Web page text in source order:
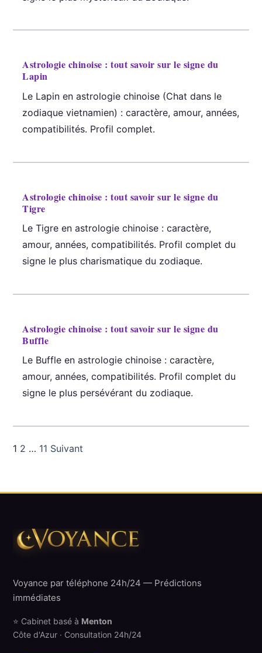
Astrologie chinoise : tout savoir sur le signe du
Lapin
Le Lapin en astrologie chinoise (Chat dans le
zodiaque vietnamien) : caractère, amour, années,
compatibilités. Profil complet.
Astrologie chinoise : tout savoir sur le signe du
Tigre
Le Tigre en astrologie chinoise : caractère,
amour, années, compatibilités. Profil complet du
signe le plus charismatique du zodiaque.
Astrologie chinoise : tout savoir sur le signe du
Buffle
Le Buffle en astrologie chinoise : caractère,
amour, années, compatibilités. Profil complet du
signe le plus persévérant du zodiaque.
1 2 … 11 Suivant
Voyance par téléphone 24h/24 — Prédictions
immédiates
⭐ Cabinet basé à Menton
Côte d'Azur · Consultation 24h/24